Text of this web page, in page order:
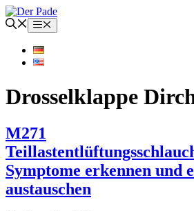
Zum
Inhalt
springen
Menü
Drosselklappe
M271
Symptome erkennen und
austauschen